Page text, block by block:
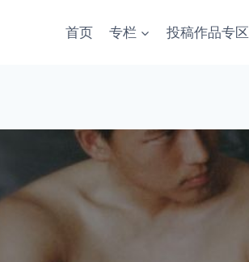
首页 专栏 投稿作品专区